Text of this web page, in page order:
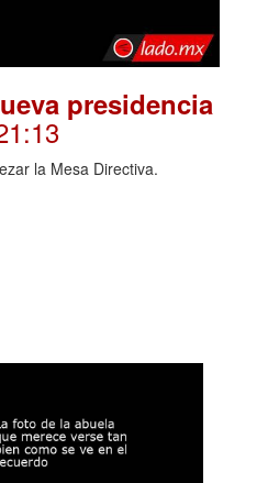
presidencia
la Mesa Directiva.